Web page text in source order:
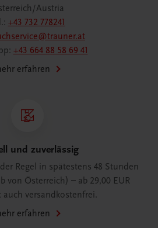
Austria
+43 732 778241
+43 664 88 58 69 41
erfahren
und zuverlässig
Regel in spätestens 48 Stunden
von Österreich) – ab 29,00 EUR
auch versandkostenfrei.
erfahren